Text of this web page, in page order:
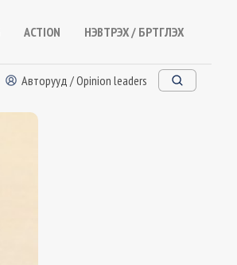
ACTION НЭВТРЭХ / БҮРТГҮҮЛЭХ
Авторууд / Opinion leaders